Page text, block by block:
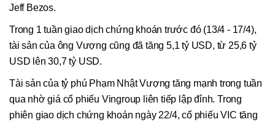
Jeff Bezos.
Trong 1 tuần giao dịch chứng khoán trước đó (13/4 - 17/4),
tài sản của ông Vượng cũng đã tăng 5,1 tỷ USD, từ 25,6 tỷ
USD lên 30,7 tỷ USD.
Tài sản của tỷ phú Phạm Nhật Vượng tăng mạnh trong tuần
qua nhờ giá cổ phiếu Vingroup liên tiếp lập đỉnh. Trong
phiên giao dịch chứng khoán ngày 22/4, cổ phiếu VIC tăng